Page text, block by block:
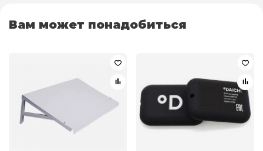
Вам может понадобиться